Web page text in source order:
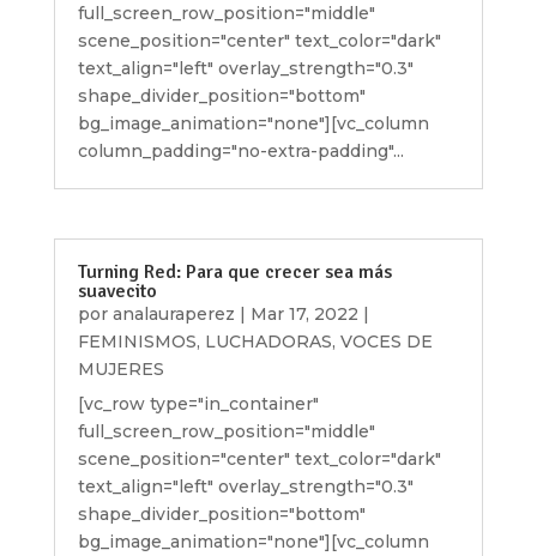
full_screen_row_position="middle"
scene_position="center" text_color="dark"
text_align="left" overlay_strength="0.3"
shape_divider_position="bottom"
bg_image_animation="none"][vc_column
column_padding="no-extra-padding"...
Turning Red: Para que crecer sea más
suavecito
por analauraperez | Mar 17, 2022 |
FEMINISMOS, LUCHADORAS, VOCES DE
MUJERES
[vc_row type="in_container"
full_screen_row_position="middle"
scene_position="center" text_color="dark"
text_align="left" overlay_strength="0.3"
shape_divider_position="bottom"
bg_image_animation="none"][vc_column